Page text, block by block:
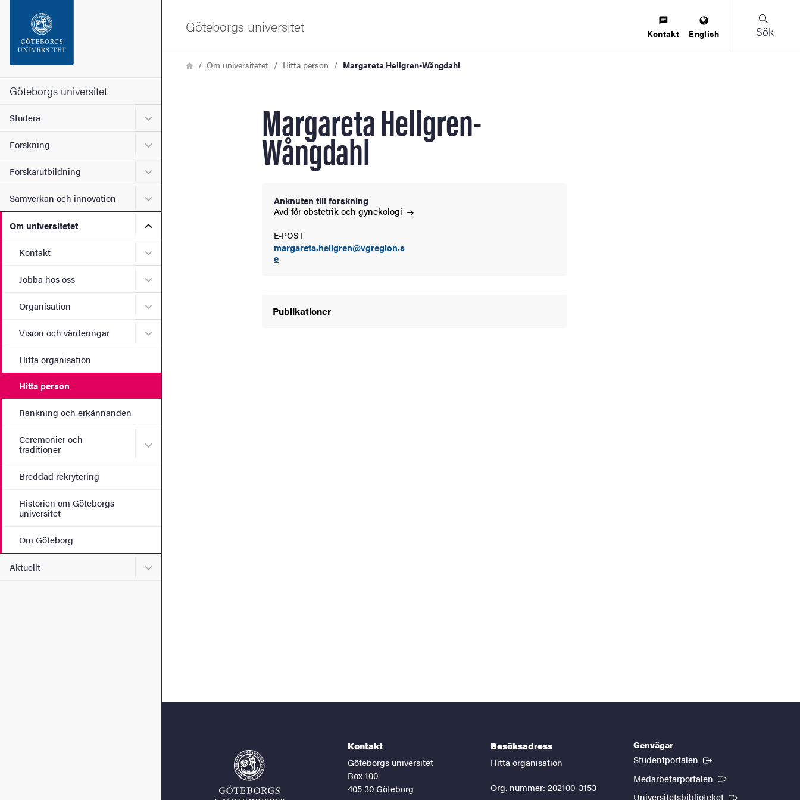
Sidfoten
Om webbplatsen
Göteborgs universitet
Studera Undermeny för Studera
Forskning Undermeny för Forskning
Forskarutbildning Undermeny för Forskarutbildning
Samverkan och innovation Undermeny för Samverkan och innovation
Om universitetet Undermeny för Om universitetet
Kontakt Undermeny för Kontakt
Jobba hos oss Undermeny för Jobba hos oss
Organisation Undermeny för Organisation
Vision och värderingar Undermeny för Vision och värderingar
Hitta organisation
Hitta person
Rankning och erkännanden
Ceremonier och
traditioner
Undermeny för Ceremonier och traditioner
Breddad rekrytering
Historien om Göteborgs
universitet
Om Göteborg
Aktuellt Undermeny för Aktuellt
Göteborgs universitet Kontakt English Sök
LänkstigHemOm universitetet Hitta person Margareta Hellgren-Wångdahl
Margareta Hellgren-
Wångdahl
Anknuten till forskning
Avd för obstetrik och gynekologi
E-POST
margareta.hellgren@vgregion.s
e
Publikationer
Kontakt
Göteborgs universitet
Box 100
405 30 Göteborg
Besöksadress
Hitta organisation
Org. nummer: 202100-3153
Genvägar
Studentportalen (Extern länk)
Medarbetarportalen (Extern länk)
Universitetsbiblioteket (Extern länk)